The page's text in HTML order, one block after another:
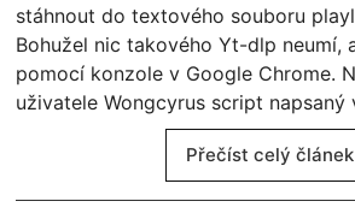
stáhnout do textového souboru
Bohužel nic takového Yt-dlp neumí,
pomocí konzole v Google Chrome.
uživatele Wongcyrus script napsaný
Přečíst celý článek